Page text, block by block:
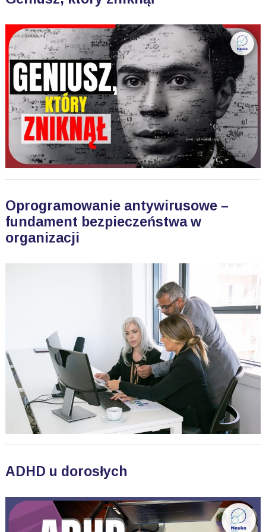
Oprogramowanie antywirusowe –
fundament bezpieczeństwa w
organizacji
ADHD u dorosłych